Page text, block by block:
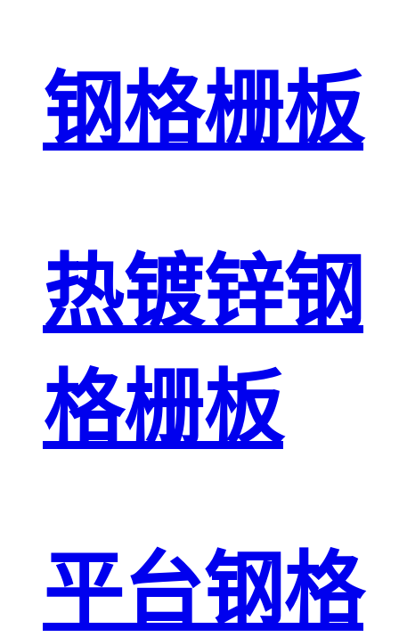
钢格栅板
热镀锌钢
格栅板
平台钢格